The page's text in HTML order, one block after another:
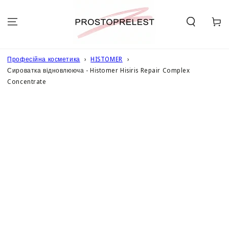
Кошик
Професійна косметика
HISTOMER
Сироватка відновлююча - Histomer Hisiris Repair Complex
Concentrate